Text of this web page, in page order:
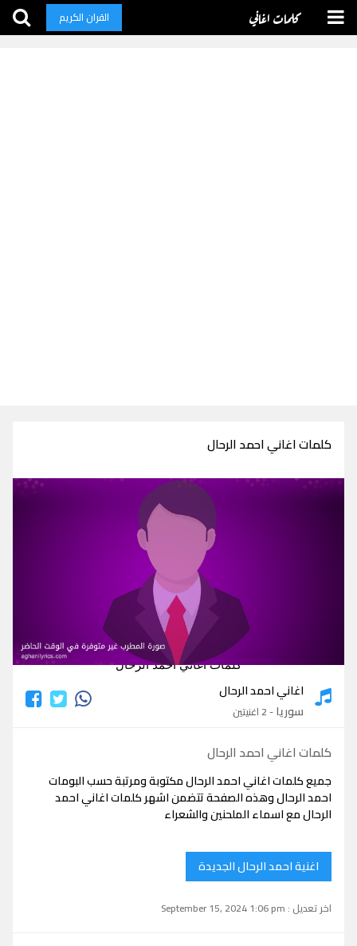
كلمات اغاني القران الكريم
كلمات اغاني احمد الرحال
كلمات اغاني احمد الرحال
اغاني احمد الرحال
سوريا- 2 اغنيتين
كلمات اغاني احمد الرحال
جميع كلمات اغاني احمد الرحال مكتوبة ومرتبة حسب البومات
احمد الرحال وهذه الصفحة تتضمن اشهر كلمات اغاني احمد
الرحال مع اسماء الملحنين والشعراء
اغنية احمد الرحال الجديدة
اخر تعديل : September 15, 2024 1:06 pm